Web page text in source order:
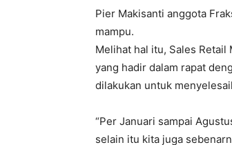
Pier Makisanti anggota
mampu.
Melihat hal itu, Sales Retail
yang hadir dalam rapat
dilakukan untuk
“Per Januari sampai
selain itu kita juga